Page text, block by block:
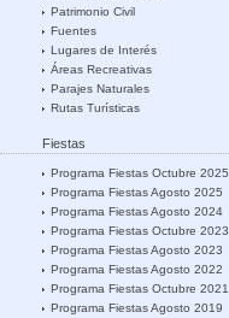
Patrimonio Civil
Fuentes
Lugares de Interés
Áreas Recreativas
Parajes Naturales
Rutas Turísticas
Fiestas
Programa Fiestas Octubre 2025
Programa Fiestas Agosto 2025
Programa Fiestas Agosto 2024
Programa Fiestas Octubre 2023
Programa Fiestas Agosto 2023
Programa Fiestas Agosto 2022
Programa Fiestas Octubre 2021
Programa Fiestas Agosto 2019